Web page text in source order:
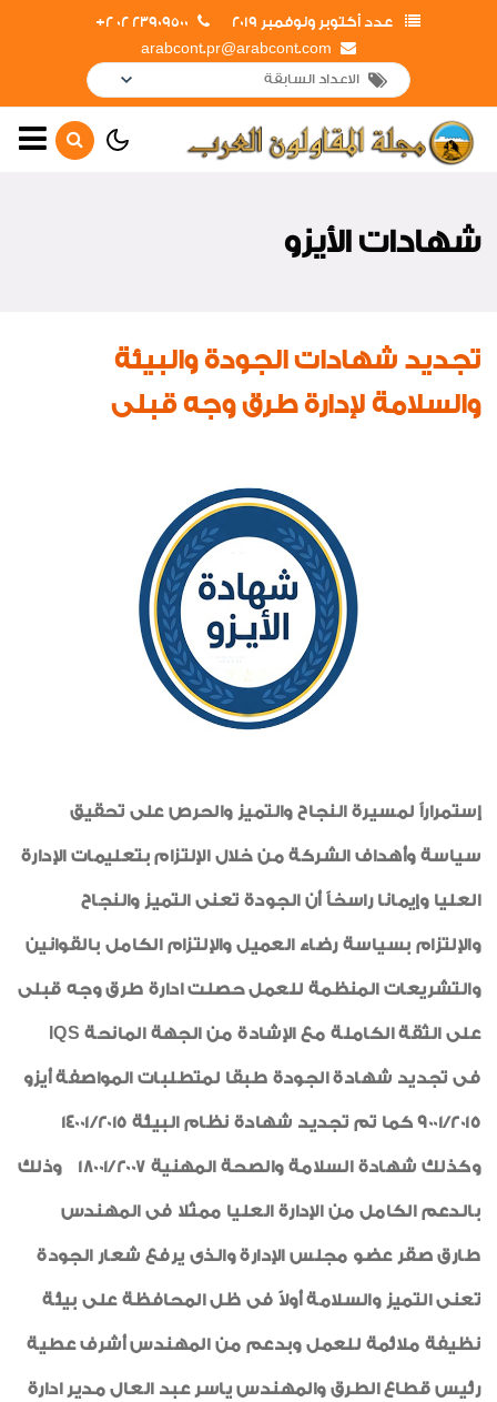
عدد أكتوبر ونوفمبر 2019
23909500 02 2+
arabcont.pr@arabcont.com
لقاءات واجتماعات
افتتاحات
أخبار من هنا وهناك
شهادات الأيزو
صور من العدد
رياضة
خواطر إيمانية
شهادات الأيزو
تجديد شهادات الجودة والبيئة
والسلامة لإدارة طرق وجه قبلى
إستمراراً لمسيرة النجاح والتميز والحرص على تحقيق
سياسة وأهداف الشركة من خلال الإلتزام بتعليمات الإدارة
العليا وإيمانا راسخاً أن الجودة تعنى التميز والنجاح
والإلتزام بسياسة رضاء العميل والإلتزام الكامل بالقوانين
والتشريعات المنظمة للعمل حصلت ادارة طرق وجه قبلى
على الثقة الكاملة مع الإشادة من الجهة المانحة IQS
فى تجديد شهادة الجودة طبقا لمتطلبات المواصفة أيزو
9001/2015 كما تم تجديد شهادة نظام البيئة 14001/2015
وكذلك شهادة السلامة والصحة المهنية 18001/2007 وذلك
بالدعم الكامل من الإدارة العليا ممثلا فى المهندس
طارق صقر عضو مجلس الإدارة والذى يرفع شعار الجودة
تعنى التميز والسلامة أولاً فى ظل المحافظة على بيئة
نظيفة ملائمة للعمل وبدعم من المهندس أشرف عطية
رئيس قطاع الطرق والمهندس ياسر عبد العال مدير ادارة